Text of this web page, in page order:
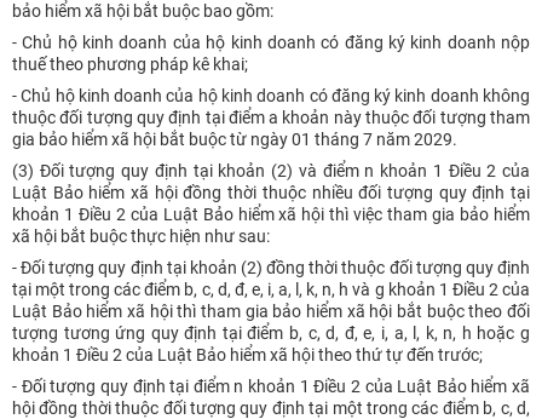
bảo hiểm xã hội bắt buộc bao gồm:
- Chủ hộ kinh doanh của hộ kinh doanh có đăng ký kinh doanh nộp
thuế theo phương pháp kê khai;
- Chủ hộ kinh doanh của hộ kinh doanh có đăng ký kinh doanh không
thuộc đối tượng quy định tại điểm a khoản này thuộc đối tượng tham
gia bảo hiểm xã hội bắt buộc từ ngày 01 tháng 7 năm 2029.
(3) Đối tượng quy định tại khoản (2) và điểm n khoản 1 Điều 2 của
Luật Bảo hiểm xã hội đồng thời thuộc nhiều đối tượng quy định tại
khoản 1 Điều 2 của Luật Bảo hiểm xã hội thì việc tham gia bảo hiểm
xã hội bắt buộc thực hiện như sau:
- Đối tượng quy định tại khoản (2) đồng thời thuộc đối tượng quy định
tại một trong các điểm b, c, d, đ, e, i, a, l, k, n, h và g khoản 1 Điều 2 của
Luật Bảo hiểm xã hội thì tham gia bảo hiểm xã hội bắt buộc theo đối
tượng tương ứng quy định tại điểm b, c, d, đ, e, i, a, l, k, n, h hoặc g
khoản 1 Điều 2 của Luật Bảo hiểm xã hội theo thứ tự đến trước;
- Đối tượng quy định tại điểm n khoản 1 Điều 2 của Luật Bảo hiểm xã
hội đồng thời thuộc đối tượng quy định tại một trong các điểm b, c, d,